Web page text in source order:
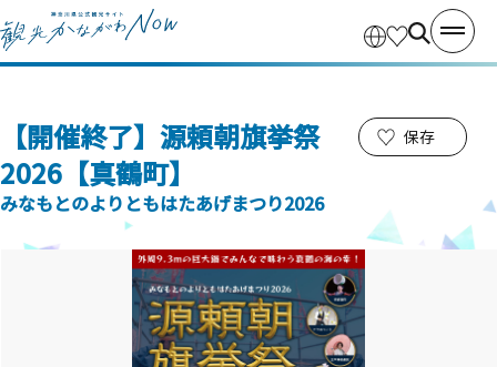
【開催終了】源頼朝旗挙祭
2026【真鶴町】
みなもとのよりともはたあげまつり2026
保存